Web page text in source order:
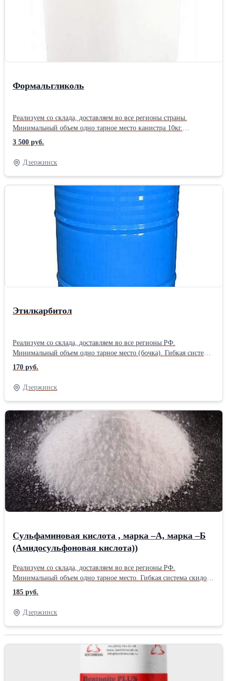
Формальгликоль
Реализуем со склада, доставляем во все регионы страны.
Минимальный объем одно тарное место канистра 10кг.
Применяют: как экстрагент для масел, жиров и восков; как
растворитель для красок и эфиров целлюлозы; как компонент
составов для смыва красок; как стабилизирующий агент для
галогенуглеводородов; как сомономер при получении
полиацеталей; как текстильно-вспомогательное вещество; в
процессах полимеризации как регулятор роста цепи и
передатчик цепи.
3 500 руб.
Дзержинск
Этилкарбитол
Реализуем со склада, доставляем во все регионы РФ.
Минимальный объем одно тарное место (бочка). Гибкая система
скидок на объем. Этилкарбитол находит применение: в
производстве антифриза и тормозной жидкости; для
ректификации сложных элементов; в парфюмерном
производстве в качестве растворителя эфирных масел при
создании одеколонов и духов; в качестве абсорбента при осушке
газов; в текстильной промышленности; в фармакологии в
производстве лекарственных препаратов для наружного
применения – благодаря антисептическим свойствам вещество
используется в мазях от ожогов, воспаления
170 руб.
Дзержинск
Сульфаминовая кислота , марка –А, марка –Б
(Амидосульфоновая кислота))
Реализуем со склада, доставляем во все регионы РФ.
Минимальный объем одно тарное место. Гибкая система скидок
на объем. Сульфаминовая кислота представляет собой
кристаллический продукт. Кристаллы имеют ромбическую
форму белого или светло-серого цвета. Хорошо растворяется в
формамиде, умеренно - в воде, не растворяется в
концентрированной серной кислоте и органических
кислоты технической сульфаминовой: Очистка промышленных
аппаратов: - от минеральных отложений (соли жесткости,
винного камня, карбоновых отложений. В быту и на
185 руб.
Дзержинск